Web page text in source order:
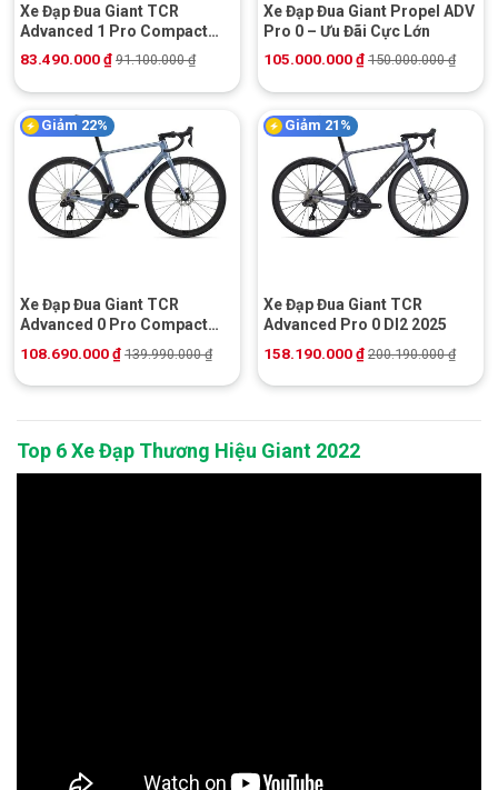
Xe Đạp Đua Giant TCR
Advanced 1 Pro Compact
2025
83.490.000₫ 91.100.000₫
Xe Đạp Đua Giant Propel ADV
Pro 0 – Ưu Đãi Cực Lớn
105.000.000₫ 150.000.000₫
Giảm 22%
Xe Đạp Đua Giant TCR
Advanced 0 Pro Compact
2025
108.690.000₫ 139.990.000₫
Giảm 21%
Xe Đạp Đua Giant TCR
Advanced Pro 0 DI2 2025
158.190.000₫ 200.190.000₫
Top 6 Xe Đạp Thương Hiệu Giant 2022